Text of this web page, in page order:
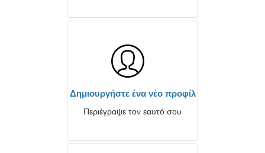
Δημιουργήστε ένα νέο προφίλ
Περιέγραψε τον εαυτό σου